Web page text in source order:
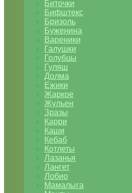
Биточки
Бифштекс
Бризоль
Буженина
Вареники
Галушки
Голубцы
Гуляш
Долма
Ежики
Жаркое
Жульен
Зразы
Карри
Каши
Кебаб
Котлеты
Лазанья
Лангет
Лобио
Мамалыга